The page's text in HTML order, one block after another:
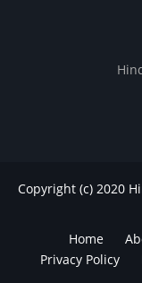
Copyright (c) 2020
Home
Privacy Policy